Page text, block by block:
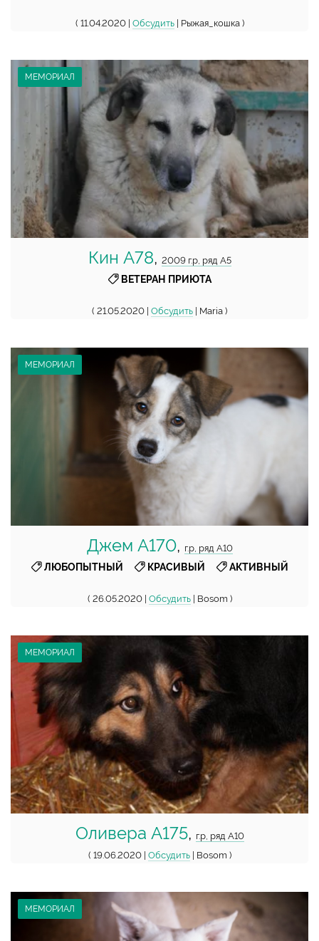
( 11.04.2020 | Обсудить| Рыжая_кошка )
МЕМОРИАЛ
Кин А78, 2009 г.р, ряд А5
ВЕТЕРАН ПРИЮТА
( 21.05.2020 | Обсудить | Maria )
МЕМОРИАЛ
Джем А170, г.р, ряд А10
ЛЮБОПЫТНЫЙ
КРАСИВЫЙ АКТИВНЫЙ
( 26.05.2020 | Обсудить| Bosom )
МЕМОРИАЛ
Оливера А175, г.р, ряд А10
( 19.06.2020 | Обсудить| Bosom )
МЕМОРИАЛ